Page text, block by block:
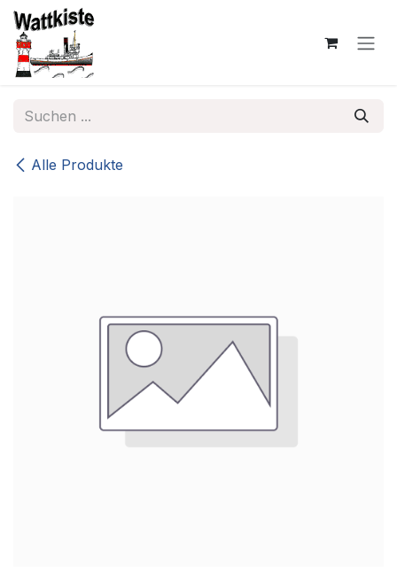
Zum Inhalt springen
Alle Produkte